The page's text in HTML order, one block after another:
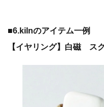
■6.kilnのアイテム一例
【イヤリング】白磁 ス